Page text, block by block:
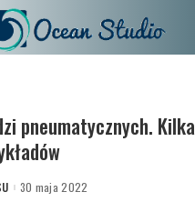
pneumatycznych. Kilka
30 maja 2022